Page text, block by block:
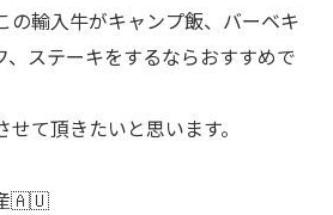
の輸入牛がキャンプ飯、バーベキ
、ステーキをするならおすすめで
て頂きたいと思います。
🇦🇺